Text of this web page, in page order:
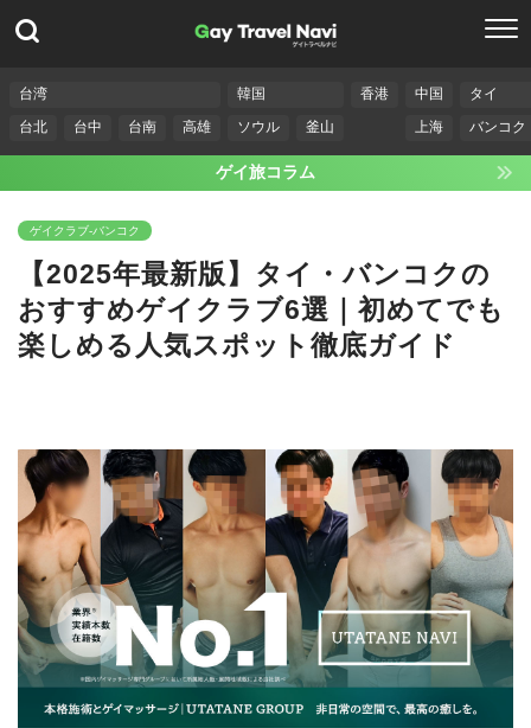
台湾
台北
台中 台南 高雄
韓国
ソウル
釜山
香港
中国
上海
タイ
バンコク
ゲイ旅コラム
ゲイクラブ-バンコク
【2025年最新版】タイ・バンコクの
おすすめゲイクラブ6選｜初めてでも
楽しめる人気スポット徹底ガイド